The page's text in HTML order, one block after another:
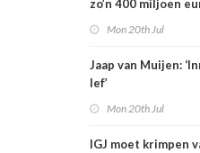
zo’n 400 miljoen
Mon 20th Jul
Jaap van Muijen:
lef’
Mon 20th Jul
IGJ moet krimpen